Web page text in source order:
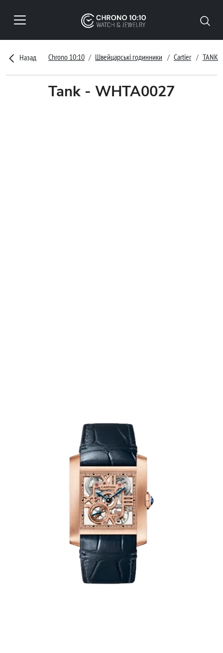
Назад Chrono 10:10 Швейцарські годинники Cartier TANK
Tank - WHTA0027